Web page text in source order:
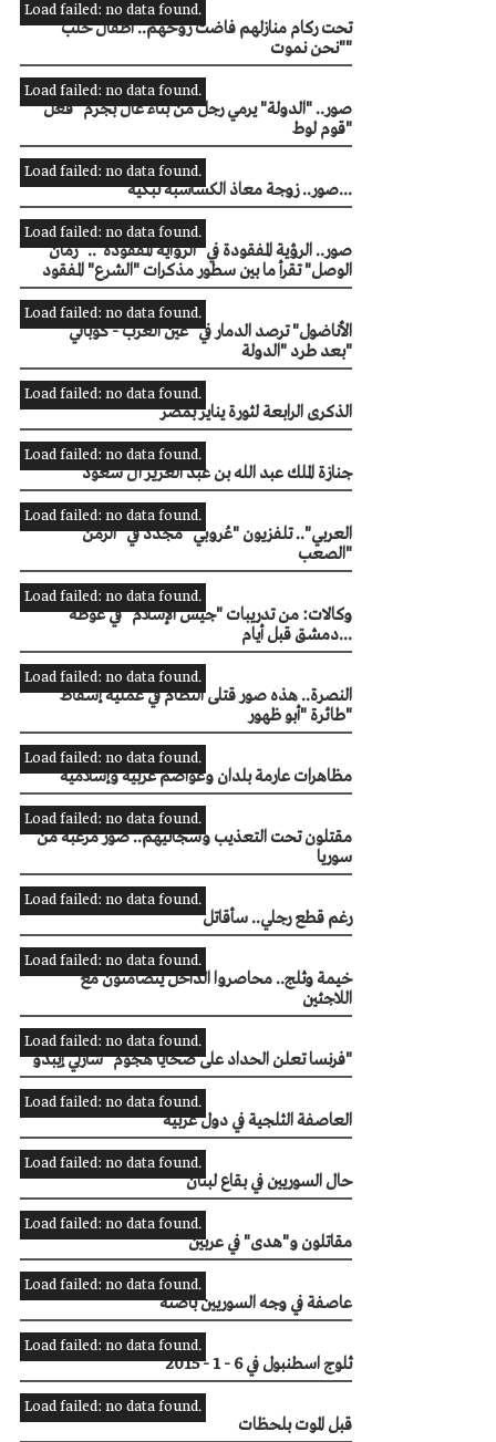
Load failed: no data found.
تحت ركام منازلهم فاضت روحهم.. أطفال حلب
"نحن نموت"
Load failed: no data found.
صور.. "الدولة" يرمي رجل من بناء عال بجرم "فعل
قوم لوط"
Load failed: no data found.
صور.. زوجة معاذ الكساسبة تبكيه...
Load failed: no data found.
صور.. الرؤية المفقودة في "الرواية المفقودة".. "زمان
الوصل" تقرأ ما بين سطور مذكرات "الشرع" المفقود
Load failed: no data found.
"الأناضول" ترصد الدمار في "عين العرب - كوباني"
بعد طرد "الدولة"
Load failed: no data found.
الذكرى الرابعة لثورة يناير بمصر
Load failed: no data found.
جنازة الملك عبد الله بن عبد العزيز آل سعود
Load failed: no data found.
"العربي".. تلفزيون "عُروبي" مجدد في "الزمن
الصعب"
Load failed: no data found.
وكالات: من تدريبات "جيش الإسلام" في غوطة
دمشق قبل أيام...
Load failed: no data found.
النصرة.. هذه صور قتلى النظام في عملية إسقاط
طائرة "أبو ظهور"
Load failed: no data found.
مظاهرات عارمة بلدان وعواصم عربية وإسلامية
Load failed: no data found.
مقتلون تحت التعذيب وسجانيهم.. صور مرعبة من
سوريا
Load failed: no data found.
رغم قطع رجلي.. سأقاتل
Load failed: no data found.
خيمة وثلج.. محاصروا الداخل يتضامنون مع
اللاجئين
Load failed: no data found.
فرنسا تعلن الحداد على ضحايا هجوم "شارلي إيبدو"
Load failed: no data found.
العاصفة الثلجية في دول عربية
Load failed: no data found.
حال السوريين في بقاع لبنان
Load failed: no data found.
مقاتلون و"هدى" في عربين
Load failed: no data found.
عاصفة في وجه السوريين بأضنة
Load failed: no data found.
ثلوج اسطنبول في 6 - 1 - 2015
Load failed: no data found.
قبل الموت بلحظات